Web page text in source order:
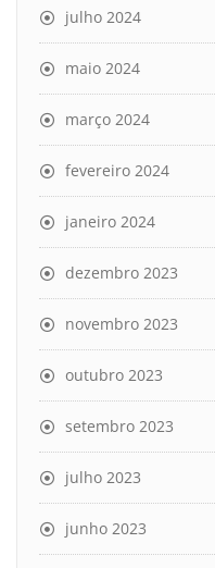
julho 2024
maio 2024
março 2024
fevereiro 2024
janeiro 2024
dezembro 2023
novembro 2023
outubro 2023
setembro 2023
julho 2023
junho 2023